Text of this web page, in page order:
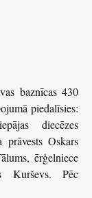
baznīcas 430
piedalīsies:
diecēzes
Oskars
ērģelniece
Kurševs. Pēc